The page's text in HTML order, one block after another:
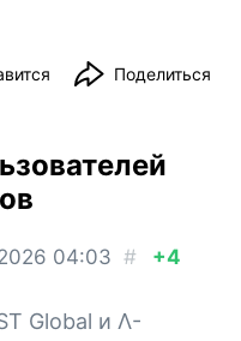
Поделиться
04:03 # +4
Global и Λ-